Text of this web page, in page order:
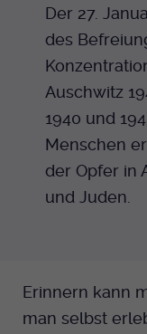
Der 27.
des
Auschwitz
1940 und
Menschen
der Opfer in
und Juden.
Erinnern kann
man selbst